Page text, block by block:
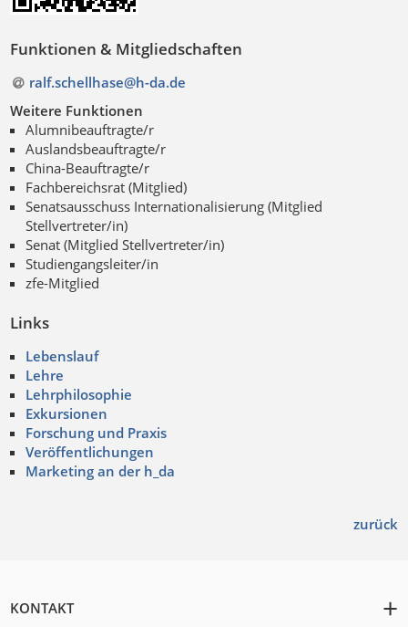
Funktionen & Mitgliedschaften
ralf.schellhase@h-da.de
Weitere Funktionen
Alumnibeauftragte/r
Auslandsbeauftragte/r
China-Beauftragte/r
Fachbereichsrat (Mitglied)
Senatsausschuss Internationalisierung (Mitglied
Stellvertreter/in)
Senat (Mitglied Stellvertreter/in)
Studiengangsleiter/in
zfe-Mitglied
Links
Lebenslauf
Lehre
Lehrphilosophie
Exkursionen
Forschung und Praxis
Veröffentlichungen
Marketing an der h_da
zurück
KONTAKT